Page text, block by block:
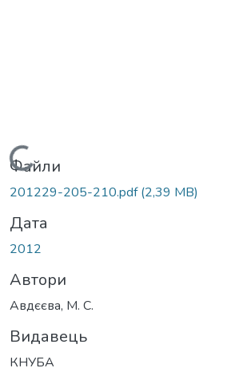
Вантажиться...
Файли
201229-205-210.pdf(2,39 MB)
Дата
2012
Автори
Авдєєва, М. С.
Видавець
КНУБА